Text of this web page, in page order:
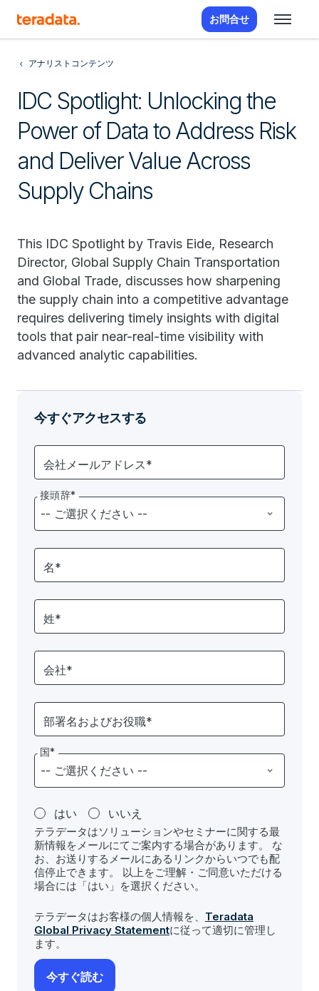
お問合せ
アナリストコンテンツ
IDC Spotlight: Unlocking the
Power of Data to Address Risk
and Deliver Value Across
Supply Chains
This IDC Spotlight by Travis Eide, Research
Director, Global Supply Chain Transportation
and Global Trade, discusses how sharpening
the supply chain into a competitive advantage
requires delivering timely insights with digital
tools that pair near-real-time visibility with
advanced analytic capabilities.
今すぐアクセスする
会社メールアドレス*
接頭辞*
名*
姓*
会社*
部署名およびお役職*
国*
はい いいえ
テラデータはソリューションやセミナーに関する最
新情報をメールにてご案内する場合があります。 な
お、お送りするメールにあるリンクからいつでも配
信停止できます。 以上をご理解・ご同意いただける
場合には「はい」を選択ください。
テラデータはお客様の個人情報を、 Teradata
Global Privacy Statementに従って適切に管理し
ます。